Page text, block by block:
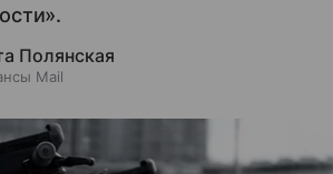
Полянская
Mail